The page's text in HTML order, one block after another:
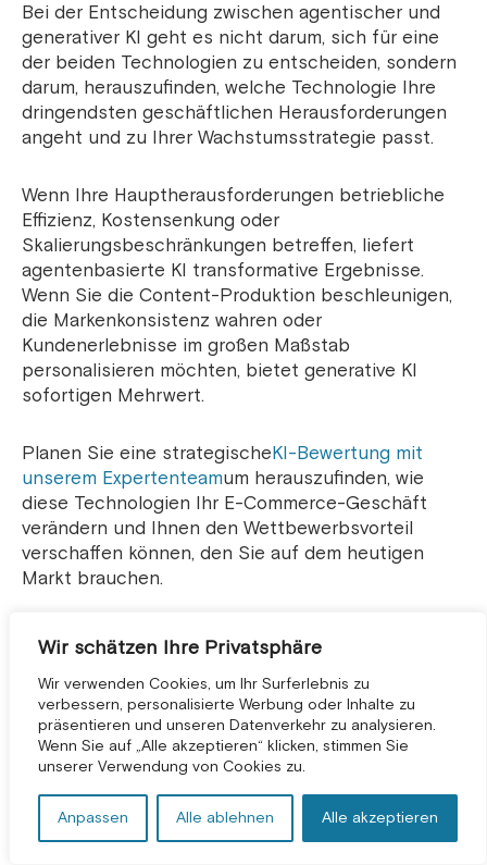
Wir schätzen Ihre Privatsphäre
Wir verwenden Cookies, um Ihr Surferlebnis zu
verbessern, personalisierte Werbung oder Inhalte zu
präsentieren und unseren Datenverkehr zu analysieren.
Wenn Sie auf „Alle akzeptieren“ klicken, stimmen Sie
unserer Verwendung von Cookies zu.
Anpassen Alle ablehnen Alle akzeptieren
KOSTENLOSE BERATUNG *
Bei der Entscheidung zwischen agentischer und
generativer KI geht es nicht darum, sich für eine
der beiden Technologien zu entscheiden, sondern
darum, herauszufinden, welche Technologie Ihre
dringendsten geschäftlichen Herausforderungen
angeht und zu Ihrer Wachstumsstrategie passt.
Wenn Ihre Hauptherausforderungen betriebliche
Effizienz, Kostensenkung oder
Skalierungsbeschränkungen betreffen, liefert
agentenbasierte KI transformative Ergebnisse.
Wenn Sie die Content-Produktion beschleunigen,
die Markenkonsistenz wahren oder
Kundenerlebnisse im großen Maßstab
personalisieren möchten, bietet generative KI
sofortigen Mehrwert.
Planen Sie eine strategischeKI-Bewertung mit
unserem Expertenteamum herauszufinden, wie
diese Technologien Ihr E-Commerce-Geschäft
verändern und Ihnen den Wettbewerbsvorteil
verschaffen können, den Sie auf dem heutigen
Markt brauchen.
Table of contents
Was ist Agenten-KI?
Was ist generative KI?
Agentische KI vs. generative KI: Wichtige
Unterschiede